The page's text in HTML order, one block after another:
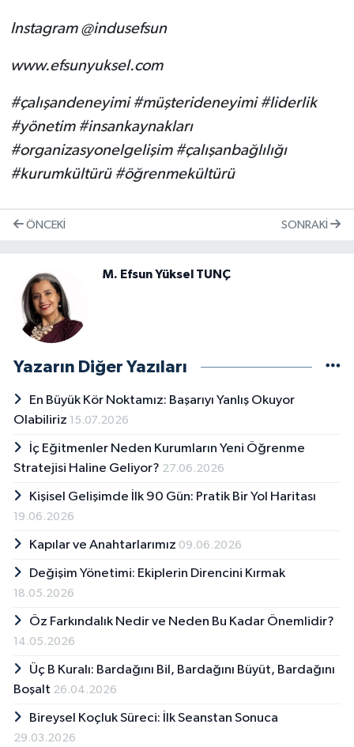
Instagram @indusefsun
www.efsunyuksel.com
#çalışandeneyimi #müşterideneyimi #liderlik
#yönetim #insankaynakları
#organizasyonelgelişim #çalışanbağlılığı
#kurumkültürü #öğrenmekültürü
ÖNCEKI SONRAKI
M. Efsun Yüksel TUNÇ
Yazarın Diğer Yazıları
En Büyük Kör Noktamız: Başarıyı Yanlış Okuyor
Olabiliriz 15.07.2026
İç Eğitmenler Neden Kurumların Yeni Öğrenme
Stratejisi Haline Geliyor? 27.06.2026
Kişisel Gelişimde İlk 90 Gün: Pratik Bir Yol Haritası
19.06.2026
Kapılar ve Anahtarlarımız 09.06.2026
Değişim Yönetimi: Ekiplerin Direncini Kırmak
18.05.2026
Öz Farkındalık Nedir ve Neden Bu Kadar Önemlidir?
14.05.2026
Üç B Kuralı: Bardağını Bil, Bardağını Büyüt, Bardağını
Boşalt 26.04.2026
Bireysel Koçluk Süreci: İlk Seanstan Sonuca
29.03.2026